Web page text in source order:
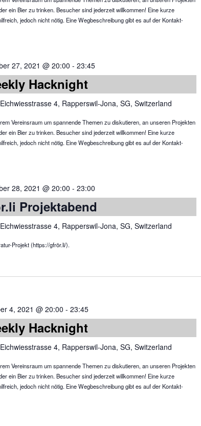
ein Bier zu trinken. Besucher sind jederzeit willkommen! Eine kurze
jedoch nicht nötig. Eine Wegbeschreibung gibt es auf der Kontakt-
27, 2021 @ 20:00 -23:45
Hacknight
Eichwiesstrasse 4, Rapperswil-Jona, SG, Switzerland
Vereinsraum um spannende Themen zu diskutieren, an unseren Projekten
ein Bier zu trinken. Besucher sind jederzeit willkommen! Eine kurze
jedoch nicht nötig. Eine Wegbeschreibung gibt es auf der Kontakt-
28, 2021 @ 20:00 -23:00
Projektabend
Eichwiesstrasse 4, Rapperswil-Jona, SG, Switzerland
Projekt (https://gfrör.li/).
4, 2021 @ 20:00 - 23:45
Hacknight
Eichwiesstrasse 4, Rapperswil-Jona, SG, Switzerland
Vereinsraum um spannende Themen zu diskutieren, an unseren Projekten
ein Bier zu trinken. Besucher sind jederzeit willkommen! Eine kurze
jedoch nicht nötig. Eine Wegbeschreibung gibt es auf der Kontakt-